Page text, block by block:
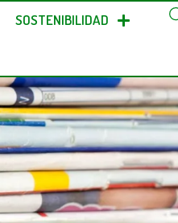
SOSTENIBILIDAD